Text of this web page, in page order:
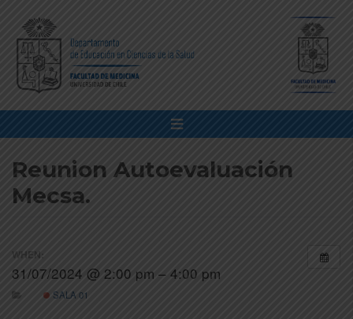
Reunion Autoevaluación
Mecsa.
WHEN:
31/07/2024 @ 2:00 pm – 4:00 pm
SALA 01